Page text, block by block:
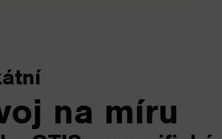
na míru